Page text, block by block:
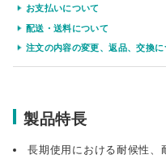
個人宅
お支払いについて
配送・送料について
注文の内容の変更、返品、交換に
製品特長
長期使用における耐候性、